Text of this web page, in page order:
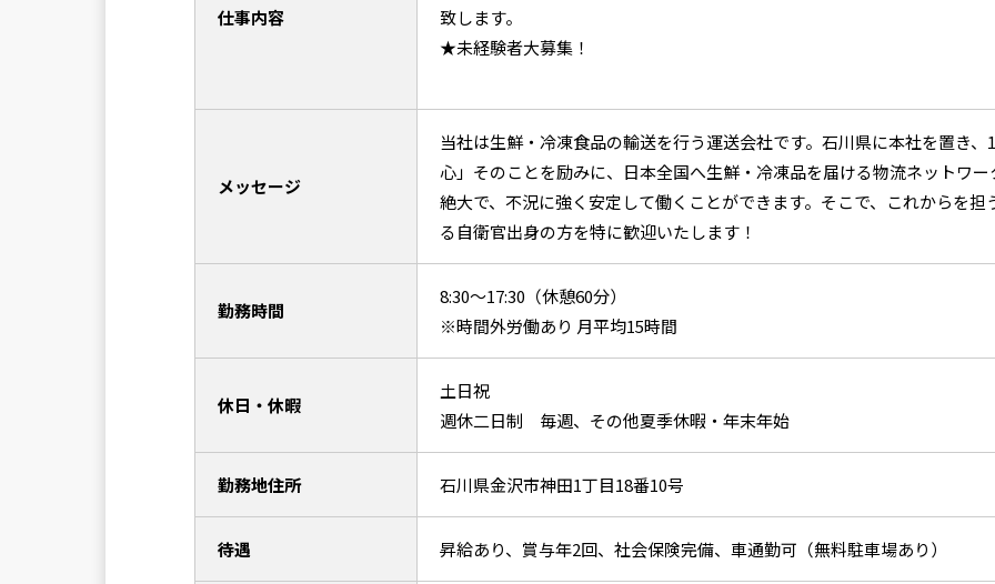
仕事内容
致します。
★未経験者大募集！
メッセージ
当社は生鮮・冷凍食品の輸送を行う運送会社です。石川県に本社を置き
心」そのことを励みに、日本全国へ生鮮・冷凍品を届ける物流ネットワ
絶大で、不況に強く安定して働くことができます。そこで、これからを
る自衛官出身の方を特に歓迎いたします！
勤務時間
8:30～17:30（休憩60分）
※時間外労働あり 月平均15時間
休日・休暇
土日祝
週休二日制 毎週、その他夏季休暇・年末年始
勤務地住所 石川県金沢市神田1丁目18番10号
待遇 昇給あり、賞与年2回、社会保険完備、車通勤可（無料駐車場あり）